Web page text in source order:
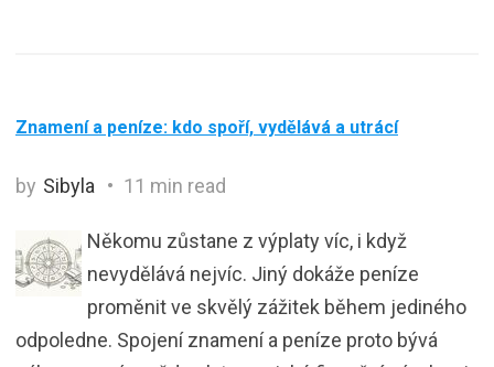
Znamení a peníze: kdo spoří, vydělává a utrácí
by Sibyla 11 min read
Někomu zůstane z výplaty víc, i když
nevydělává nejvíc. Jiný dokáže peníze
proměnit ve skvělý zážitek během jediného
odpoledne. Spojení znamení a peníze proto bývá